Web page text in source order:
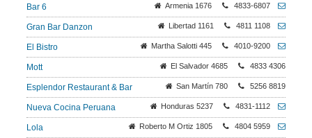
Bar 6 Armenia 1676 4833-6807
Gran Bar Danzon Libertad 1161 4811 1108
El Bistro Martha Salotti 445 4010-9200
Mott El Salvador 4685 4833 4306
Esplendor Restaurant & Bar San Martín 780 5256 8819
Nueva Cocina Peruana Honduras 5237 4831-1112
Lola Roberto M Ortiz 1805 4804 5959